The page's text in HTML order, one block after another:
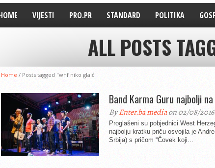
VIJESTI PRO.PR STANDARD POLITIKA
ALL POSTS
Home / Posts tagged "whf niko glaić"
Band Karma Guru najbolji
ByEnter.ba mediaon 02/08/2016
Proglašeni su pobjednici West
najbolju kratku priču osvojila je
Srbija) s pričom “Čovek koji...